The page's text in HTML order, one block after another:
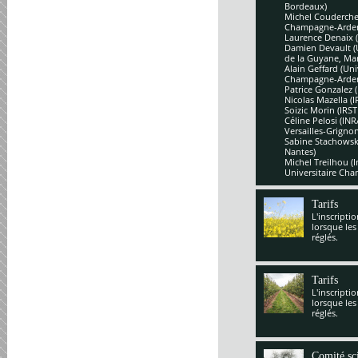
Bordeaux)
Michel
Champagne-
Laurence Denaix
Damien Devault
de la Guyane,
Alain Geffard
Champagne-
Patrice Gonzalez
Nicolas Mazella
Soizic Morin
Céline Pelosi
Versailles-
Sabine
Nantes)
Michel Treilhou
Universitaire
Tarifs
lorsque
réglés.
Tarifs
lorsque
réglés.